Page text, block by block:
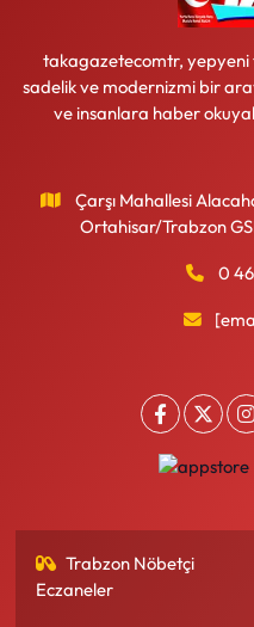
takagazetecomtr, yepyeni
sadelik ve modernizmi bir
ve insanlara haber
Çarşı Mahallesi
Ortahisar/Trabzon
0
Trabzon Nöbetçi
Eczaneler